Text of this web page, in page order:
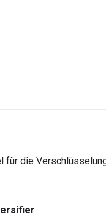
die